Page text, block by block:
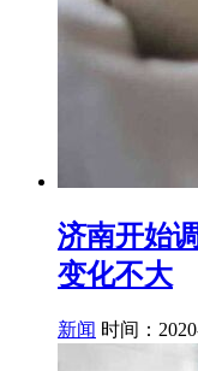
济南开始
变化不大
新闻 时间：